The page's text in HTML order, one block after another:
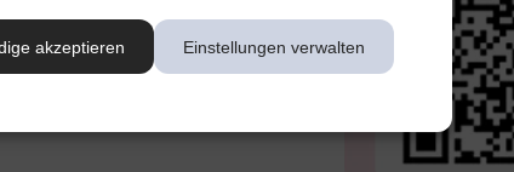
akzeptieren Einstellungen verwalten